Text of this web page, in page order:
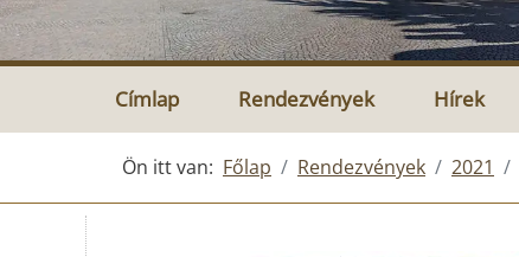
Címlap Rendezvények Hírek
Ön itt van: Főlap Rendezvények 2021